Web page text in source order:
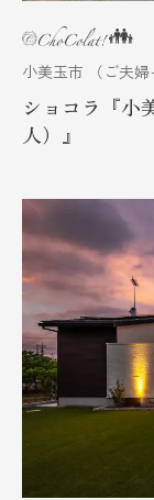
小美玉市 （ご夫婦
ショコラ『小
人）』